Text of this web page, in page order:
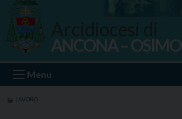
Ancona Osimo
ANCONA – OSIMO
Menu
LAVORO